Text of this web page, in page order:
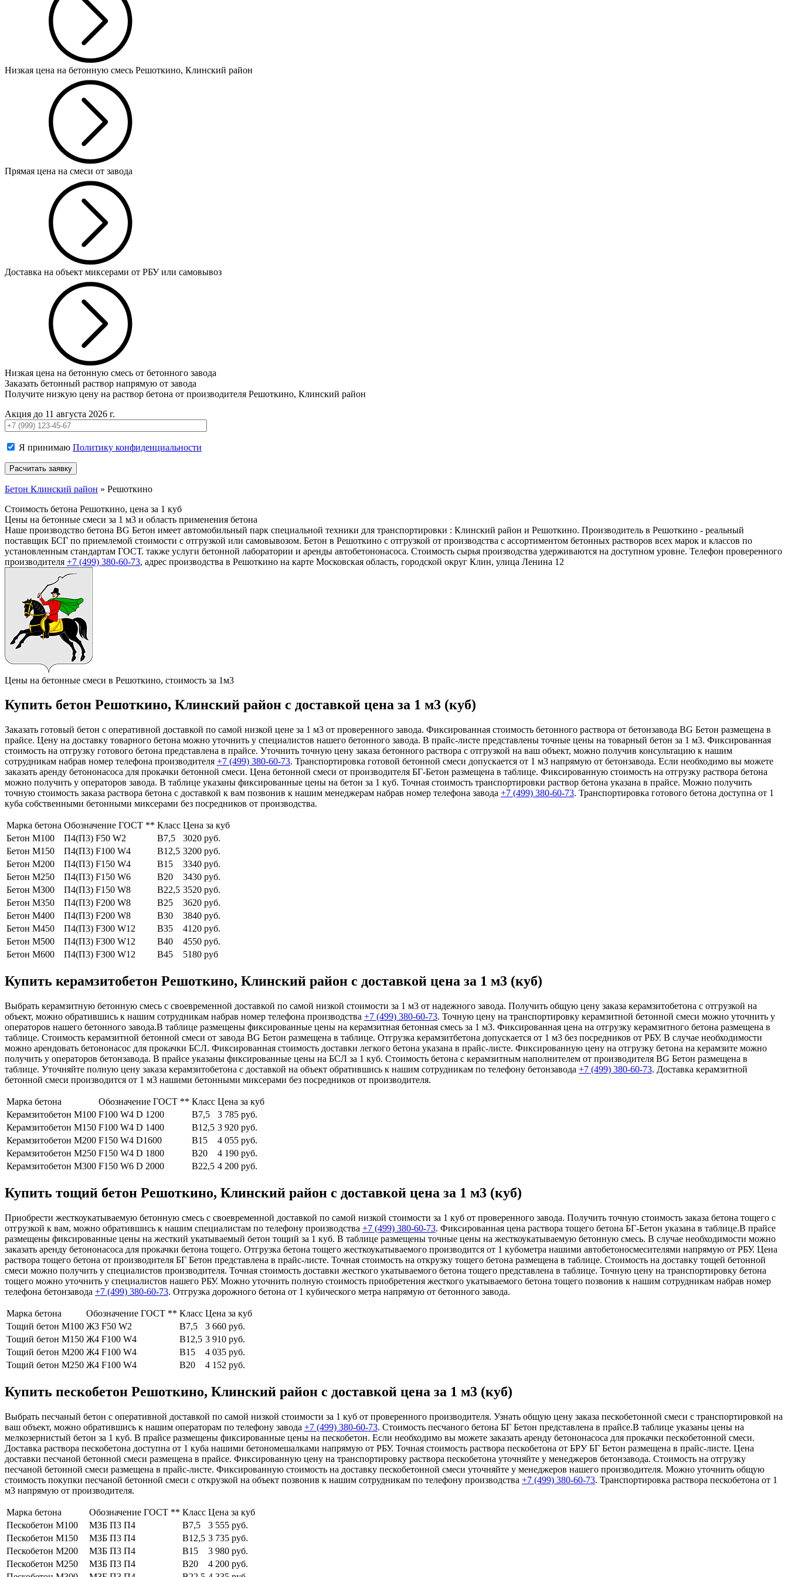
Низкая цена на бетонную смесь Решоткино, Клинский район
Прямая цена на смеси от завода
Доставка на объект миксерами от РБУ или самовывоз
Низкая цена на бетонную смесь от бетонного завода
Заказать бетонный раствор напрямую от завода
Получите низкую цену на раствор бетона от производителя Решоткино, Клинский район
Акция до 11 августа 2026 г.
Я принимаю Политику конфиденциальности
Бетон Клинский район » Решоткино
Стоимость бетона Решоткино, цена за 1 куб
Цены на бетонные смеси за 1 м3 и область применения бетона
Наше производство бетона BG Бетон имеет автомобильный парк специальной техники для транспортировки : Клинский район и Решоткино. Производитель в Решоткино - реальный
поставщик БСГ по приемлемой стоимости с отгрузкой или самовывозом. Бетон в Решоткино с отгрузкой от производства с ассортиментом бетонных растворов всех марок и классов по
установленным стандартам ГОСТ. также услуги бетонной лаборатории и аренды автобетононасоса. Стоимость сырья производства удерживаются на доступном уровне. Телефон проверенного
производителя +7 (499) 380-60-73, адрес производства в Решоткино на карте Московская область, городской округ Клин, улица Ленина 12
Цены на бетонные смеси в Решоткино, стоимость за 1м3
Купить бетон Решоткино, Клинский район с доставкой цена за 1 м3 (куб)
Заказать готовый бетон с оперативной доставкой по самой низкой цене за 1 м3 от проверенного завода. Фиксированная стоимость бетонного раствора от бетонзавода BG Бетон размещена в
прайсе. Цену на доставку товарного бетона можно уточнить у специалистов нашего бетонного завода. В прайс-листе представлены точные цены на товарный бетон за 1 м3. Фиксированная
стоимость на отгрузку готового бетона представлена в прайсе. Уточнить точную цену заказа бетонного раствора с отгрузкой на ваш объект, можно получив консультацию к нашим
сотрудникам набрав номер телефона производителя +7 (499) 380-60-73. Транспортировка готовой бетонной смеси допускается от 1 м3 напрямую от бетонзавода. Если необходимо вы можете
заказать аренду бетононасоса для прокачки бетонной смеси. Цена бетонной смеси от производителя БГ-Бетон размещена в таблице. Фиксированную стоимость на отгрузку раствора бетона
можно получить у операторов завода. В таблице указаны фиксированные цены на бетон за 1 куб. Точная стоимость транспортировки раствор бетона указана в прайсе. Можно получить
точную стоимость заказа раствора бетона с доставкой к вам позвонив к нашим менеджерам набрав номер телефона завода +7 (499) 380-60-73. Транспортировка готового бетона доступна от 1
куба собственными бетонными миксерами без посредников от производства.
Марка бетона Обозначение ГОСТ ** Класс Цена за куб
Бетон М100
П4(П3) F50 W2 В7,5
3020 руб.
Бетон М150
П4(П3) F100 W4 В12,5 3200 руб.
Бетон М200
П4(П3) F150 W4 В15
3340 руб.
Бетон М250
П4(П3) F150 W6 В20
3430 руб.
Бетон М300
П4(П3) F150 W8 В22,5 3520 руб.
Бетон М350
П4(П3) F200 W8 В25
3620 руб.
Бетон М400
П4(П3) F200 W8 В30
3840 руб.
Бетон М450
П4(П3) F300 W12 В35
4120 руб.
Бетон М500
П4(П3) F300 W12 В40
4550 руб.
Бетон М600
П4(П3) F300 W12 В45 5180 руб
Купить керамзитобетон Решоткино, Клинский район с доставкой цена за 1 м3 (куб)
Выбрать керамзитную бетонную смесь с своевременной доставкой по самой низкой стоимости за 1 м3 от надежного завода. Получить общую цену заказа керамзитобетона с отгрузкой на
объект, можно обратившись к нашим сотрудникам набрав номер телефона производства +7 (499) 380-60-73. Точную цену на транспортировку керамзитной бетонной смеси можно уточнить у
операторов нашего бетонного завода.В таблице размещены фиксированные цены на керамзитная бетонная смесь за 1 м3. Фиксированная цена на отгрузку керамзитного бетона размещена в
таблице. Стоимость керамзитной бетонной смеси от завода BG Бетон размещена в таблице. Отгрузка керамзитбетона допускается от 1 м3 без посредников от РБУ. В случае необходимости
можно арендовать бетононасос для прокачки БСЛ. Фиксированная стоимость доставки легкого бетона указана в прайс-листе. Фиксированную цену на отгрузку бетона на керамзите можно
получить у операторов бетонзавода. В прайсе указаны фиксированные цены на БСЛ за 1 куб. Стоимость бетона с керамзитным наполнителем от производителя BG Бетон размещена в
таблице. Уточняйте полную цену заказа керамзитобетона с доставкой на объект обратившись к нашим сотрудникам по телефону бетонзавода +7 (499) 380-60-73. Доставка керамзитной
бетонной смеси производится от 1 м3 нашими бетонными миксерами без посредников от производителя.
Марка бетона Обозначение ГОСТ ** Класс Цена за куб
Керамзитобетон М100 F100 W4 D 1200 В7,5
3 785 руб.
Керамзитобетон М150 F100 W4 D 1400 В12,5 3 920 руб.
Керамзитобетон М200 F150 W4 D1600 В15
4 055 руб.
Керамзитобетон М250 F150 W4 D 1800 В20
4 190 руб.
Керамзитобетон М300 F150 W6 D 2000 В22,5 4 200 руб.
Купить тощий бетон Решоткино, Клинский район с доставкой цена за 1 м3 (куб)
Приобрести жесткоукатываемую бетонную смесь с своевременной доставкой по самой низкой стоимости за 1 куб от проверенного завода. Получить точную стоимость заказа бетона тощего с
отгрузкой к вам, можно обратившись к нашим специалистам по телефону производства +7 (499) 380-60-73. Фиксированная цена раствора тощего бетона БГ-Бетон указана в таблице.В прайсе
размещены фиксированные цены на жесткий укатываемый бетон тощий за 1 куб. В таблице размещены точные цены на жесткоукатываемую бетонную смесь. В случае необходимости можно
заказать аренду бетононасоса для прокачки бетона тощего. Отгрузка бетона тощего жесткоукатываемого производится от 1 кубометра нашими автобетоносмесителями напрямую от РБУ. Цена
раствора тощего бетона от производителя БГ Бетон представлена в прайс-листе. Точная стоимость на открузку тощего бетона размещена в таблице. Стоимость на доставку тощей бетонной
смеси можно получить у специалистов производителя. Точная стоимость доставки жесткого укатываемого бетона тощего представлена в таблице. Точную цену на транспортировку бетона
тощего можно уточнить у специалистов нашего РБУ. Можно уточнить полную стоимость приобретения жесткого укатываемого бетона тощего позвонив к нашим сотрудникам набрав номер
телефона бетонзавода +7 (499) 380-60-73. Отгрузка дорожного бетона от 1 кубического метра напрямую от бетонного завода.
Марка бетона Обозначение ГОСТ ** Класс Цена за куб
Тощий бетон М100 Ж3 F50 W2 В7,5
3 660 руб.
Тощий бетон М150 Ж4 F100 W4 В12,5 3 910 руб.
Тощий бетон М200 Ж4 F100 W4 В15
4 035 руб.
Тощий бетон М250 Ж4 F100 W4 В20 4 152 руб.
Купить пескобетон Решоткино, Клинский район с доставкой цена за 1 м3 (куб)
Выбрать песчаный бетон с оперативной доставкой по самой низкой стоимости за 1 куб от проверенного производителя. Узнать общую цену заказа пескобетонной смеси с транспортировкой на
ваш объект, можно обратившись к нашим операторам по телефону завода +7 (499) 380-60-73. Стоимость песчаного бетона БГ Бетон представлена в прайсе.В таблице указаны цены на
мелкозернистый бетон за 1 куб. В прайсе размещены фиксированные цены на пескобетон. Если необходимо вы можете заказать аренду бетононасоса для прокачки пескобетонной смеси.
Доставка раствора пескобетона доступна от 1 куба нашими бетономешалками напрямую от РБУ. Точная стоимость раствора пескобетона от БРУ БГ Бетон размещена в прайс-листе. Цена
доставки песчаной бетонной смеси размещена в прайсе. Фиксированную цену на транспортировку раствора пескобетона уточняйте у менеджеров бетонзавода. Стоимость на отгрузку
песчаной бетонной смеси размещена в прайс-листе. Фиксированную стоимость на доставку пескобетонной смеси уточняйте у менеджеров нашего производителя. Можно уточнить общую
стоимость покупки песчаной бетонной смеси с открузкой на объект позвонив к нашим сотрудникам по телефону производства +7 (499) 380-60-73. Транспортировка раствора пескобетона от 1
м3 напрямую от производителя.
Марка бетона Обозначение ГОСТ ** Класс Цена за куб
Пескобетон М100
МЗБ П3 П4 В7,5
3 555 руб.
Пескобетон М150
МЗБ П3 П4 В12,5 3 735 руб.
Пескобетон М200
МЗБ П3 П4 В15
3 980 руб.
Пескобетон М250
МЗБ П3 П4 В20
4 200 руб.